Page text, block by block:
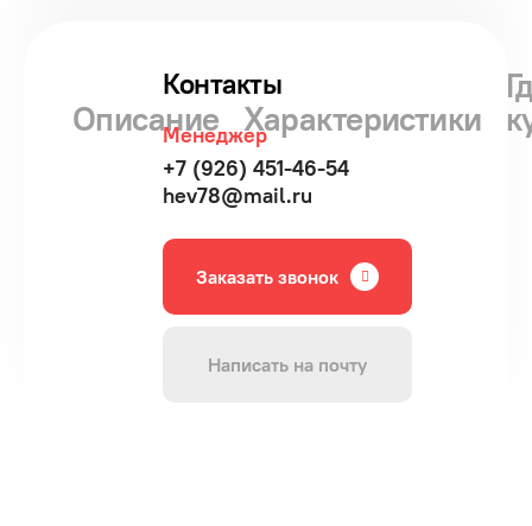
Описание Характеристики
Контакты
Менеджер
+7 (926) 451-46-54
hev78@mail.ru
Заказать звонок
Написать на почту